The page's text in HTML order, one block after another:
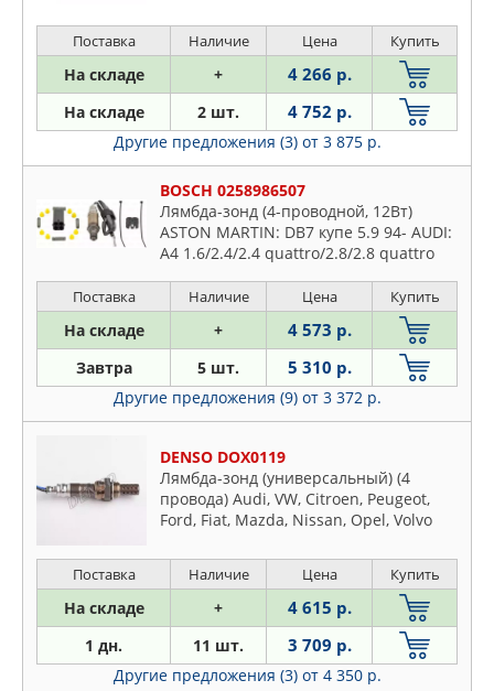
HELLA
HONDA
HYUNDAI-KIA
IVECO
JAGUAR
JAPANPARTS
KAVO PARTS
KIA
KORTEX
KRAFT
LONGHO
MAGTECHNIC
MANDO
MARSHALL
MASTERKIT
KIA
Lancia
Land Rover
Lexus
Mercedes
Mitsubishi
Opel
Peugeot
Plymouth
Pontiac
Porsche
Renault
Rover
Seat
Skoda
Ssangyong
Subaru
Поставка Наличие Цена Купить
На складе + 4 266 р.
На складе 2 шт. 4 752 р.
Другие предложения (3) от 3 875 р.
BOSCH 0258986507
Лямбда-зонд (4-проводной, 12Вт)
ASTON MARTIN: DB7 купе 5.9 94- AUDI:
A4 1.6/2.4/2.4 quattro/2.8/2.8 quattro
1.6/2
Поставка Наличие Цена Купить
На складе + 4 573 р.
Завтра 5 шт. 5 310 р.
Другие предложения (9) от 3 372 р.
DENSO DOX0119
Лямбда-зонд (универсальный) (4
провода) Audi, VW, Citroen, Peugeot,
Ford, Fiat, Mazda, Nissan, Opel, Volvo
Поставка Наличие Цена Купить
На складе + 4 615 р.
1 дн. 11 шт. 3 709 р.
Другие предложения (3) от 4 350 р.